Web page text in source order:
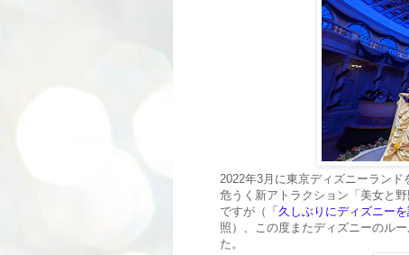
2022年3月に東京ディズニーランド
危うく新アトラクション「美女と
ですが（ 「久しぶりにディズニー
照）、この度またディズニーのル
た。